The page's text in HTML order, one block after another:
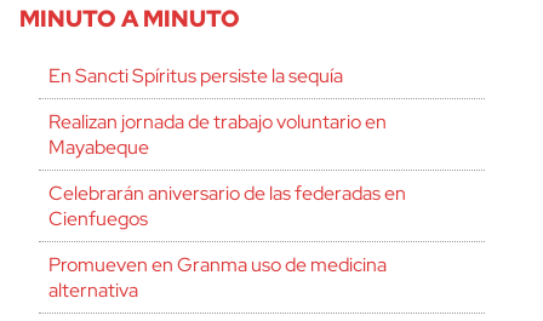
MINUTO A MINUTO
En Sancti Spíritus persiste la sequía
Realizan jornada de trabajo voluntario en
Mayabeque
Celebrarán aniversario de las federadas en
Cienfuegos
Promueven en Granma uso de medicina
alternativa